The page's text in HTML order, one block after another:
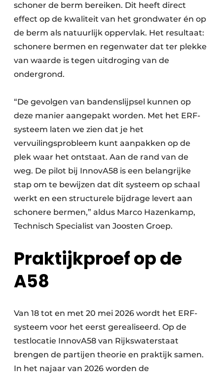
schoner de berm bereiken. Dit heeft direct
effect op de kwaliteit van het grondwater én op
de berm als natuurlijk oppervlak. Het resultaat:
schonere bermen en regenwater dat ter plekke
van waarde is tegen uitdroging van de
ondergrond.
“De gevolgen van bandenslijpsel kunnen op
deze manier aangepakt worden. Met het ERF-
systeem laten we zien dat je het
vervuilingsprobleem kunt aanpakken op de
plek waar het ontstaat. Aan de rand van de
weg. De pilot bij InnovA58 is een belangrijke
stap om te bewijzen dat dit systeem op schaal
werkt en een structurele bijdrage levert aan
schonere bermen,” aldus Marco Hazenkamp,
Technisch Specialist van Joosten Groep.
Praktijkproef op de
A58
Van 18 tot en met 20 mei 2026 wordt het ERF-
systeem voor het eerst gerealiseerd. Op de
testlocatie InnovA58 van Rijkswaterstaat
brengen de partijen theorie en praktijk samen.
In het najaar van 2026 worden de